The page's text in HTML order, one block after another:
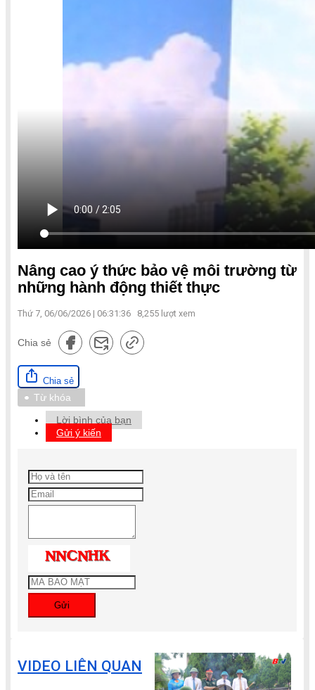
Nâng cao ý thức bảo vệ môi trường từ
những hành động thiết thực
Thứ 7, 06/06/2026 | 06:31:36 8,255 lượt xem
Chia sẻ
Chia sẻ
Từ khóa
Lời bình của bạn
Gửi ý kiến
Gửi
VIDEO LIÊN QUAN